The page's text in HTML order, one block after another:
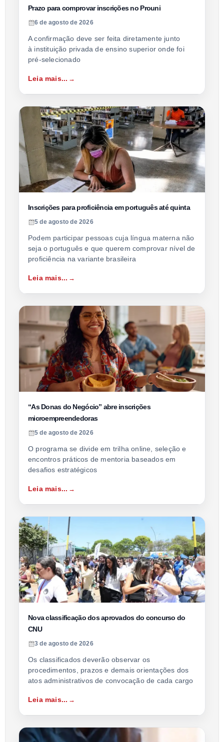
Prazo para comprovar inscrições no Prouni
6 de agosto de 2026
A confirmação deve ser feita diretamente junto
à instituição privada de ensino superior onde foi
pré-selecionado
Leia mais...
Inscrições para proficiência em português até quinta
5 de agosto de 2026
Podem participar pessoas cuja língua materna não
seja o português e que querem comprovar nível de
proficiência na variante brasileira
Leia mais...
“As Donas do Negócio” abre inscrições
microempreendedoras
5 de agosto de 2026
O programa se divide em trilha online, seleção e
encontros práticos de mentoria baseados em
desafios estratégicos
Leia mais...
Nova classificação dos aprovados do concurso do
CNU
3 de agosto de 2026
Os classificados deverão observar os
procedimentos, prazos e demais orientações dos
atos administrativos de convocação de cada cargo
Leia mais...